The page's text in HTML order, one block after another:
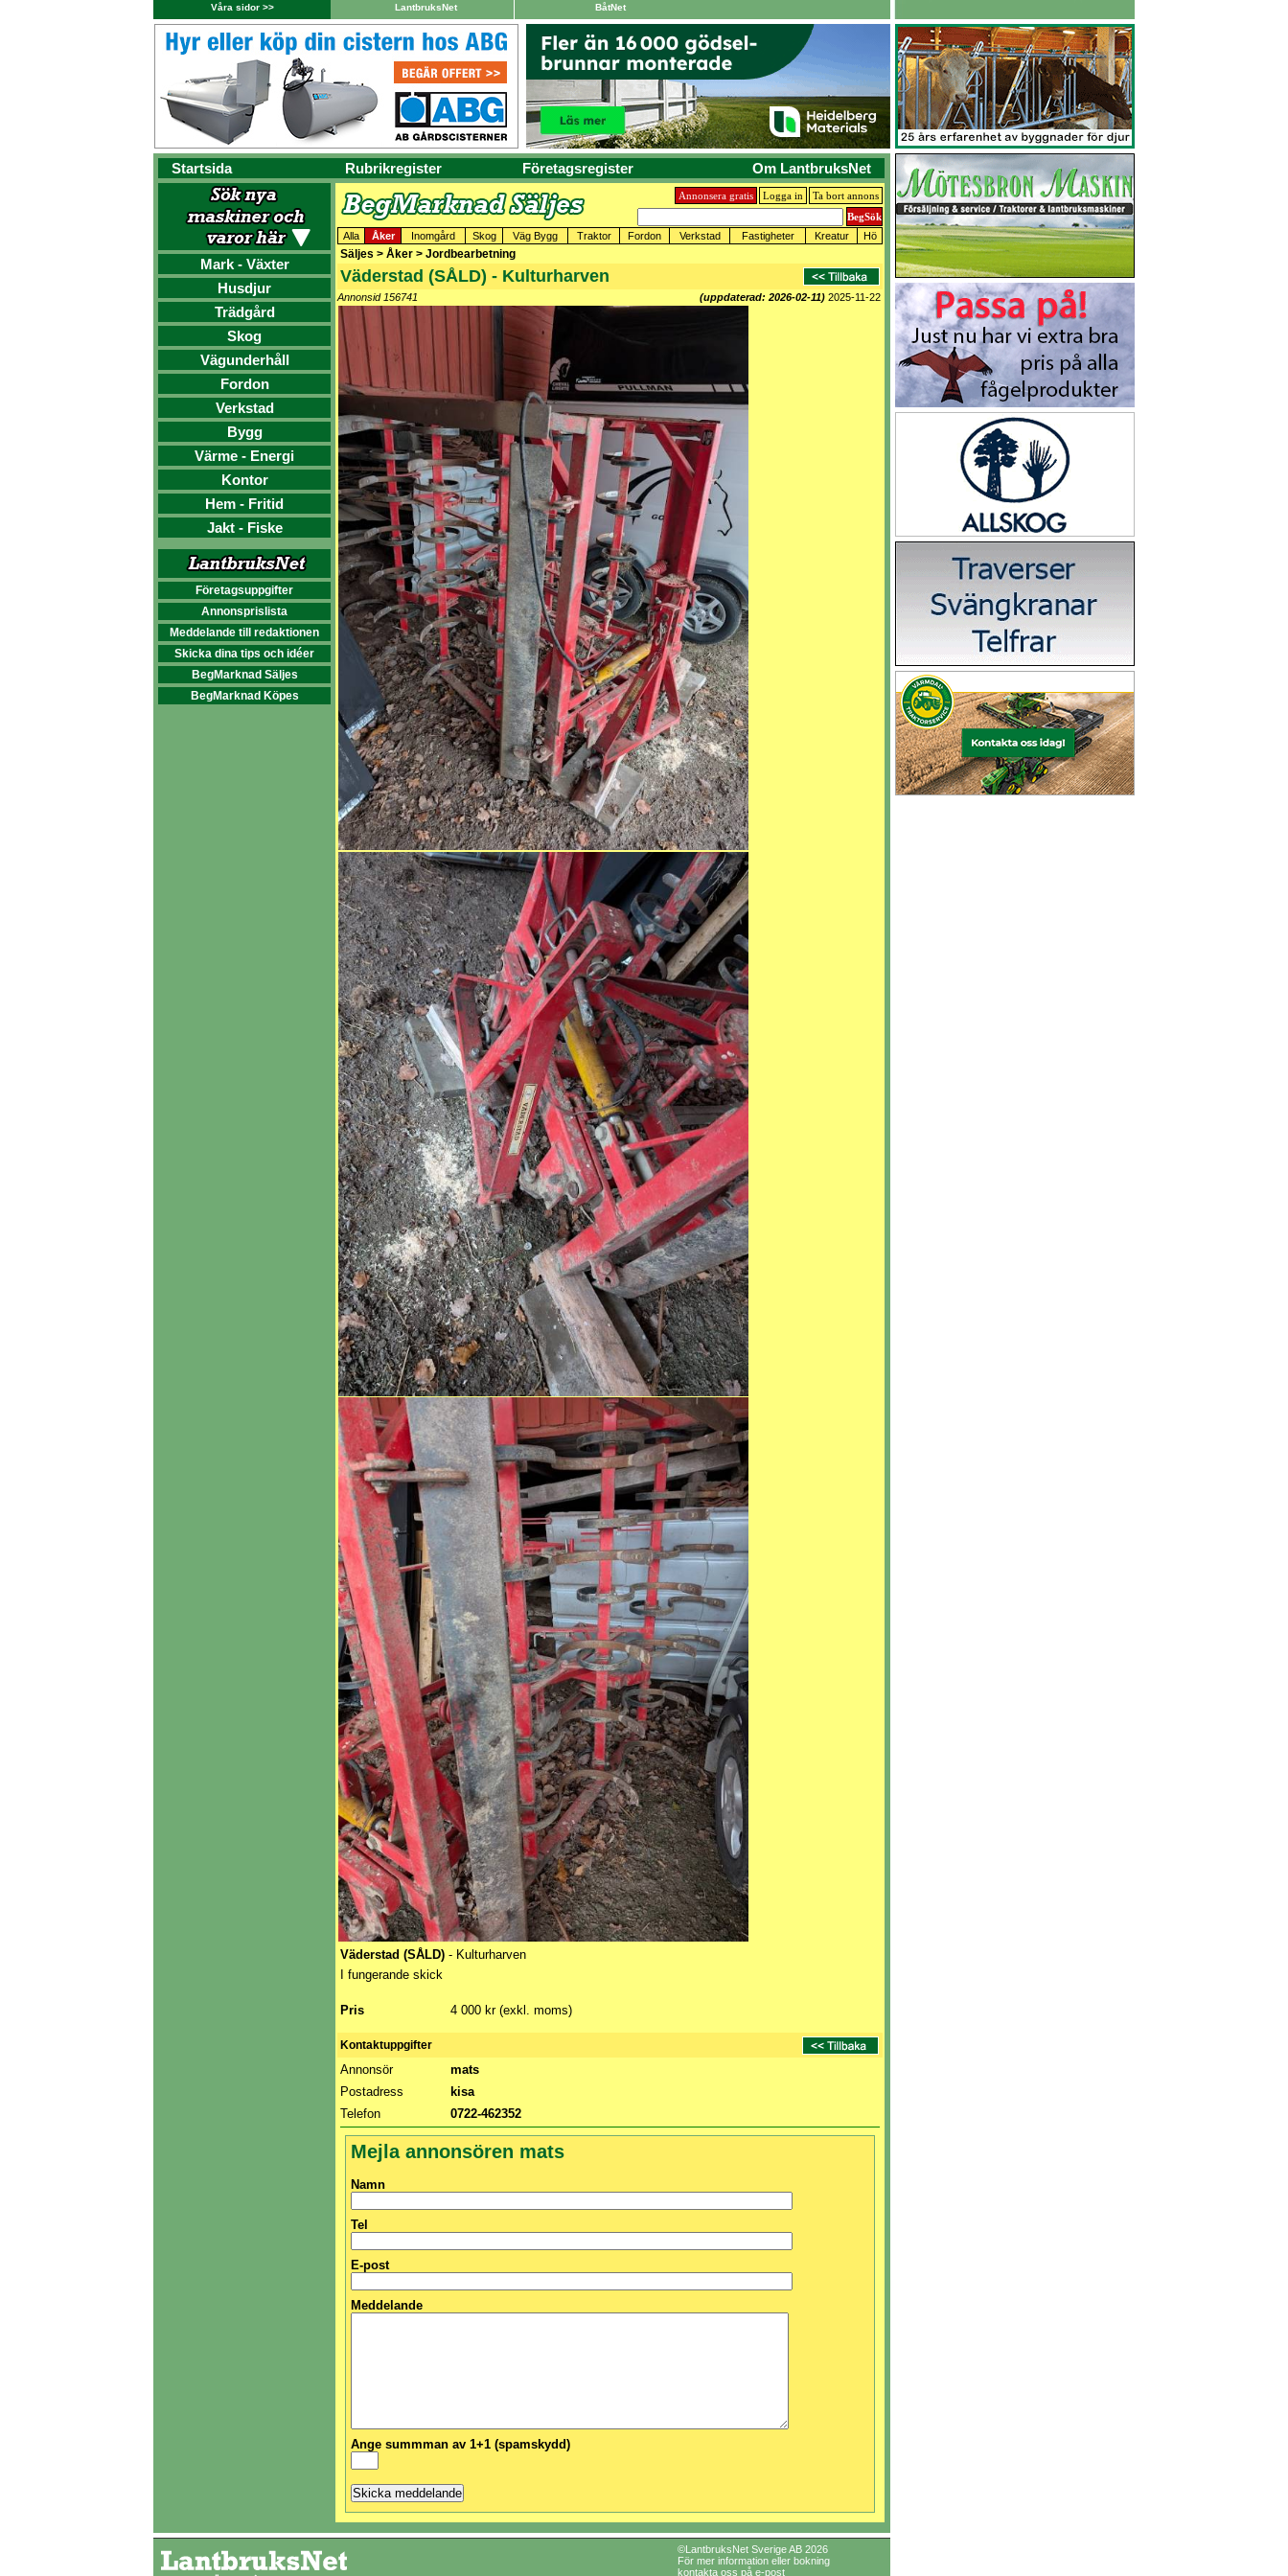
Våra sidor >> LantbruksNet BåtNet
Startsida Rubrikregister Företagsregister Om LantbruksNet
Mark - Växter
Husdjur
Trädgård
Skog
Vägunderhåll
Fordon
Verkstad
Bygg
Värme - Energi
Kontor
Hem - Fritid
Jakt - Fiske
Företagsuppgifter
Annonsprislista
Meddelande till redaktionen
Skicka dina tips och idéer
BegMarknad Säljes
BegMarknad Köpes
Annonsera gratis Logga in Ta bort annons
Alla Åker Inomgård Skog Väg Bygg Traktor Fordon Verkstad Fastigheter Kreatur Hö
Säljes > Åker > Jordbearbetning
Väderstad (SÅLD) - Kulturharven
Annonsid 156741 (uppdaterad: 2026-02-11) 2025-11-22
Väderstad (SÅLD) - Kulturharven
I fungerande skick
Pris 4 000 kr (exkl. moms)
Kontaktuppgifter
Annonsör
mats
Postadress
kisa
Telefon
0722-462352
Mejla annonsören mats
Namn
Tel
E-post
Meddelande
Ange summman av 1+1 (spamskydd)
©LantbruksNet Sverige AB 2026
För mer information eller bokning
kontakta oss på e-post